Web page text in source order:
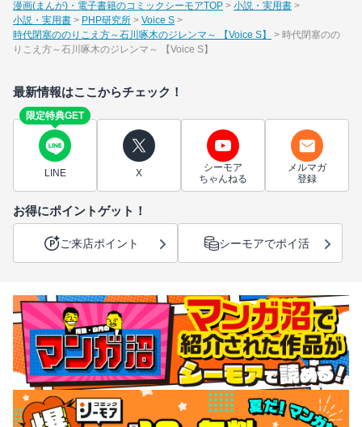
漫画(まんが)・電子書籍のコミックシーモアTOP
小説・実用書
小説・実用書
PHP研究所
Voice S
時代閉塞ののりこえ方～石川啄木のジレンマ～ 【Voice S】
時代閉塞のの
りこえ方～石川啄木のジレンマ～ 【Voice S】
最新情報はここからチェック！
限定特典GET
LINE X
シーモア
ちゃんねる
メルマガ
登録
お得にポイントゲット！
ご来店ポイント シーモアでポイ活